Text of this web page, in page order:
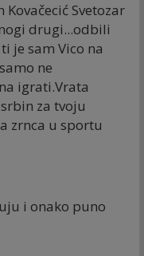
Svetozar
drugi...odbili
je sam Vico na
ne
igrati.Vrata
za tvoju
zrnca u sportu
i onako puno